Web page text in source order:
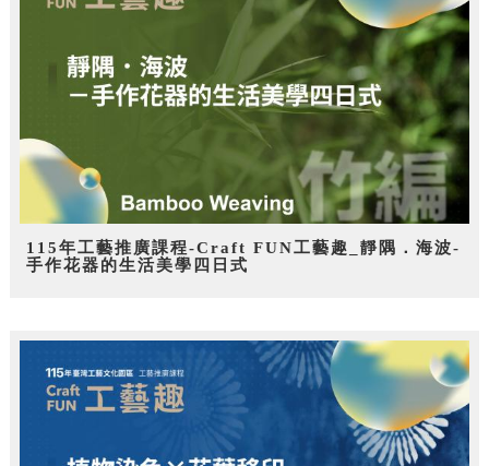
115年工藝推廣課程-Craft FUN工藝趣_靜隅．海波-
手作花器的生活美學四日式